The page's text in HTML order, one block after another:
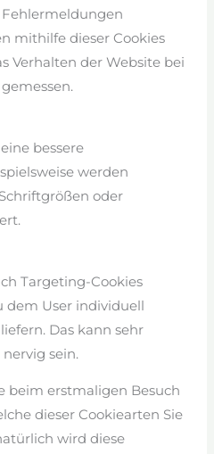
mithilfe dieser Cookies
Verhalten der Website bei
bessere
werden
oder
Targeting-Cookies
dem User individuell
Das kann sehr
sein.
beim erstmaligen Besuch
dieser Cookiearten Sie
wird diese